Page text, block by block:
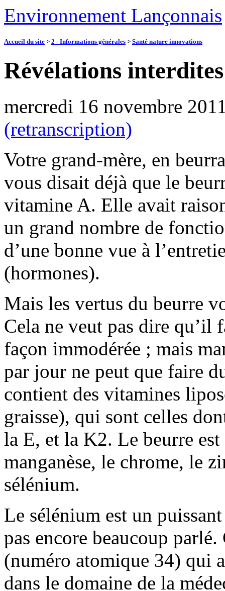
Environnement Lançonnais
Accueil du site > 2 - Informations générales > Santé nature innovations
Révélations
mercredi 16 novembre
(retranscription)
Votre grand-mère, en
vous disait déjà que le
vitamine A. Elle avait
un grand nombre de
d’une bonne vue à
(hormones).
Mais les vertus du beurre
Cela ne veut pas dire qu’il
façon immodérée ; mais
par jour ne peut que faire
contient des vitamines
graisse), qui sont celles
la E, et la K2. Le beurre
manganèse, le chrome, le
sélénium.
Le sélénium est un
pas encore beaucoup
(numéro atomique 34) qui
dans le domaine de la